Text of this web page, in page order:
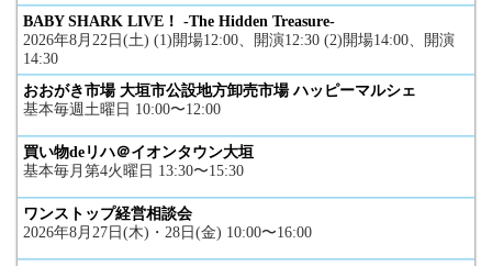
BABY SHARK LIVE！ -The Hidden Treasure-
2026年8月22日(土) (1)開場12:00、開演12:30 (2)開場14:00、開演
14:30
おおがき市場 大垣市公設地方卸売市場 ハッピーマルシェ
基本毎週土曜日 10:00〜12:00
買い物deリハ＠イオンタウン大垣
基本毎月第4火曜日 13:30〜15:30
ワンストップ経営相談会
2026年8月27日(木)・28日(金) 10:00〜16:00